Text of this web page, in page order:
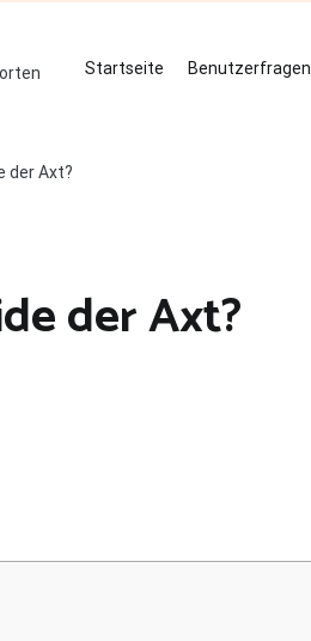
Startseite Benutzerfragen
der Axt?
der Axt?